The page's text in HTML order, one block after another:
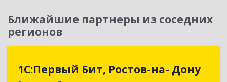
Ближайшие партнеры из соседних
регионов
1С:Первый Бит, Ростов-на- Дону
1С:Первый Бит, Ростов-на- Дону